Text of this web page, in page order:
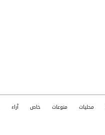
محليات منوعات خاص آراء